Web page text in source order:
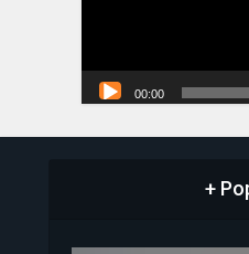
00:00
+